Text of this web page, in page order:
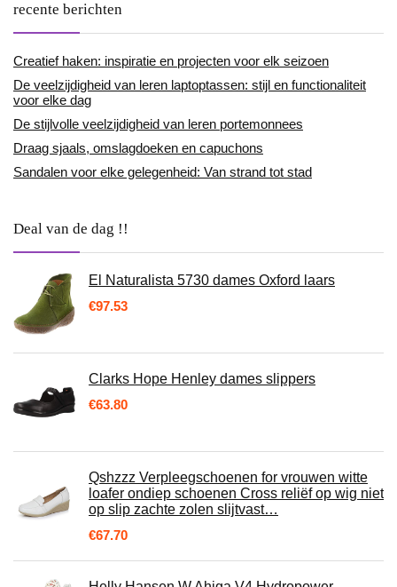
recente berichten
Creatief haken: inspiratie en projecten voor elk seizoen
De veelzijdigheid van leren laptoptassen: stijl en functionaliteit
voor elke dag
De stijlvolle veelzijdigheid van leren portemonnees
Draag sjaals, omslagdoeken en capuchons
Sandalen voor elke gelegenheid: Van strand tot stad
Deal van de dag !!
El Naturalista 5730 dames Oxford laars
€97.53
Clarks Hope Henley dames slippers
€63.80
Qshzzz Verpleegschoenen for vrouwen witte
loafer ondiep schoenen Cross reliëf op wig niet
op slip zachte zolen slijtvast…
€67.70